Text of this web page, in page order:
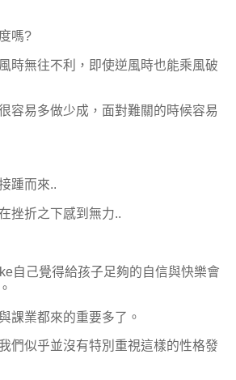
嗎?
時無往不利，即使逆風時也能乘風破
容易多做少成，面對難關的時候容易
踵而來..
挫折之下感到無力..
自己覺得給孩子足夠的自信與快樂會
課業都來的重要多了。
們似乎並沒有特別重視這樣的性格發